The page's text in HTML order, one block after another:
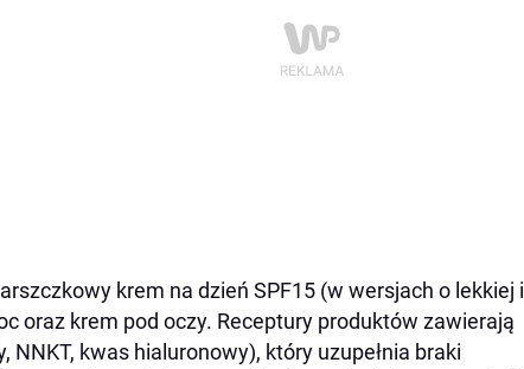
krem na dzień SPF15 (w wersjach o lekkiej i
oraz krem pod oczy. Receptury produktów zawierają
NNKT, kwas hialuronowy), który uzupełnia braki